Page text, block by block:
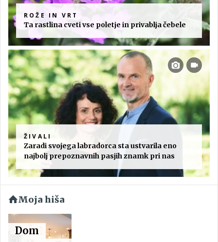
ROŽE IN VRT
Ta rastlina cveti vse poletje in privablja čebele
ŽIVALI
Zaradi svojega labradorca sta ustvarila eno
najbolj prepoznavnih pasjih znamk pri nas
Moja hiša
Dom